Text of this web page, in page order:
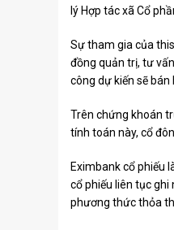
lý Hợp tác xã Cổ
Sự tham gia của
đồng quản trị, tư
công dự kiến ​​sẽ bán
Trên chứng khoán
tính toán này, cổ
Eximbank cổ phiếu
cổ phiếu liên tục ghi
phương thức thỏa